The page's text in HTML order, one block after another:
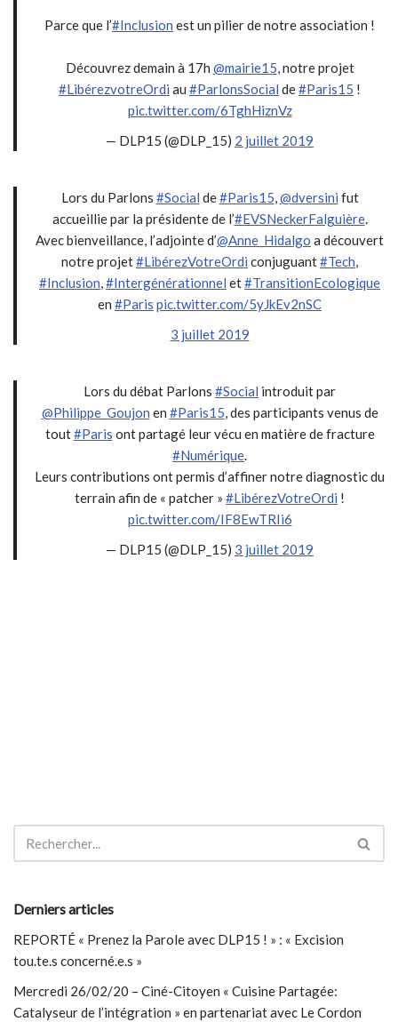
Parce que l’#Inclusion est un pilier de notre association !
Découvrez demain à 17h @mairie15, notre projet
#LibérezvotreOrdi au #ParlonsSocial de#Paris15 !
pic.twitter.com/6TghHiznVz
— DLP15 (@DLP_15) 2 juillet 2019
Lors du Parlons #Social de#Paris15,@dversini fut
accueillie par la présidente de l’#EVSNeckerFalguière.
Avec bienveillance, l’adjointe d’@Anne_Hidalgo a découvert
notre projet#LibérezVotreOrdi conjuguant#Tech,
#Inclusion,#Intergénérationnel et#TransitionEcologique
en #Paris pic.twitter.com/5yJkEv2nSC
3 juillet 2019
Lors du débat Parlons #Social introduit par
@Philippe_Goujon en #Paris15, des participants venus de
tout#Paris ont partagé leur vécu en matière de fracture
#Numérique.
Leurs contributions ont permis d’affiner notre diagnostic du
terrain afin de « patcher » #LibérezVotreOrdi !
pic.twitter.com/IF8EwTRIi6
— DLP15 (@DLP_15) 3 juillet 2019
Derniers articles
REPORTÉ « Prenez la Parole avec DLP15 ! » : « Excision
tou.te.s concerné.e.s »
Mercredi 26/02/20 – Ciné-Citoyen « Cuisine Partagée:
Catalyseur de l’intégration » en partenariat avec Le Cordon